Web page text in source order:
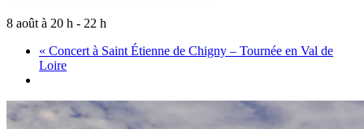
8 août à 20 h - 22 h
« Concert à Saint Étienne de Chigny – Tournée en Val de
Loire